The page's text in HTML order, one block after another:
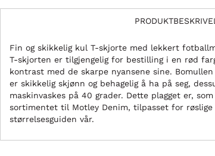
Fin og skikkelig kul T-skjorte med lekkert
T-skjorten er tilgjengelig for bestilling i en rød
kontrast med de skarpe nyansene sine.
er skikkelig skjønn og behagelig å ha på seg,
maskinvaskes på 40 grader. Dette plagget er,
sortimentet til Motley Denim, tilpasset for
størrelsesguiden vår.